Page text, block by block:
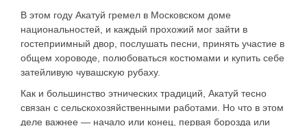
В этом году Акатуй гремел в Московском доме
национальностей, и каждый прохожий мог зайти в
гостеприимный двор, послушать песни, принять участие в
общем хороводе, полюбоваться костюмами и купить себе
затейливую чувашскую рубаху.
Как и большинство этнических традиций, Акатуй тесно
связан с сельскохозяйственными работами. Но что в этом
деле важнее — начало или конец, первая борозда или